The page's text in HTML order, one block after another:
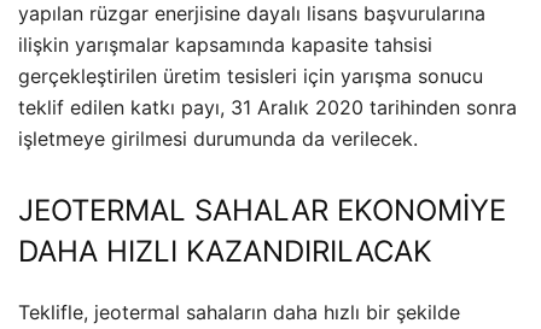
yapılan rüzgar enerjisine dayalı lisans başvurularına
ilişkin yarışmalar kapsamında kapasite tahsisi
gerçekleştirilen üretim tesisleri için yarışma sonucu
teklif edilen katkı payı, 31 Aralık 2020 tarihinden sonra
işletmeye girilmesi durumunda da verilecek.
JEOTERMAL SAHALAR EKONOMİYE
DAHA HIZLI KAZANDIRILACAK
Teklifle, jeotermal sahaların daha hızlı bir şekilde